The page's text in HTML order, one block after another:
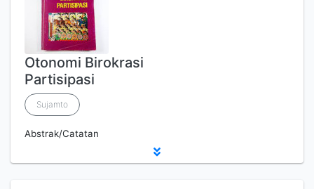
Otonomi Birokrasi
Partisipasi
Sujamto
Abstrak/Catatan